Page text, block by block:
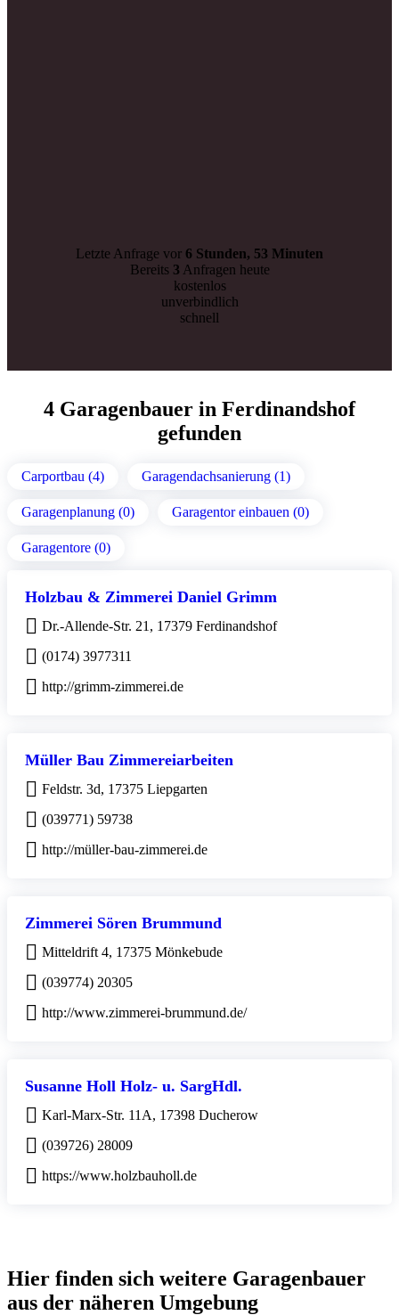
Letzte Anfrage vor 6 Stunden, 53 Minuten
Bereits 3 Anfragen heute
kostenlos
unverbindlich
schnell
4 Garagenbauer in Ferdinandshof
gefunden
Carportbau (4) Garagendachsanierung (1)
Garagenplanung (0) Garagentor einbauen (0)
Garagentore (0)
Holzbau & Zimmerei Daniel Grimm
Dr.-Allende-Str. 21, 17379 Ferdinandshof
(0174) 3977311
http://grimm-zimmerei.de
Müller Bau Zimmereiarbeiten
Feldstr. 3d, 17375 Liepgarten
(039771) 59738
http://müller-bau-zimmerei.de
Zimmerei Sören Brummund
Mitteldrift 4, 17375 Mönkebude
(039774) 20305
http://www.zimmerei-brummund.de/
Susanne Holl Holz- u. SargHdl.
Karl-Marx-Str. 11A, 17398 Ducherow
(039726) 28009
https://www.holzbauholl.de
Hier finden sich weitere Garagenbauer
aus der näheren Umgebung